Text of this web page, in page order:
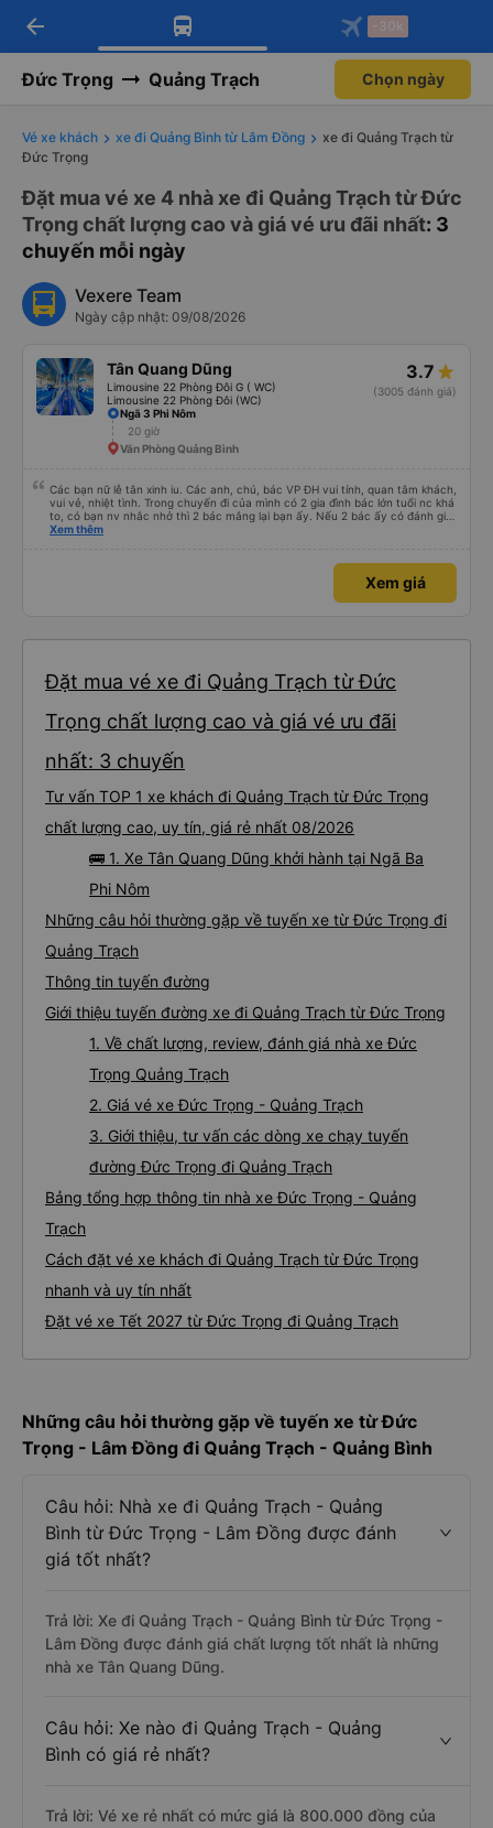
Tải app Vexere ngay!
Nhận ưu đãi thành viên độc
Mở app
Tải app Vexere
-30k/ghế khi đặt vé máy bay qua
Mở app
arrow_back -30k
Đức Trọng Quảng Trạch Chọn ngày
Vé xe khách xe đi Quảng Bình từ Lâm Đồng
xe đi Quảng Trạch từ
Đức Trọng
Đặt mua vé xe 4 nhà xe đi Quảng Trạch từ Đức
Trọng chất lượng cao và giá vé ưu đãi nhất: 3
chuyến mỗi ngày
Vexere Team
Ngày cập nhật: 09/08/2026
Tân Quang Dũng
Limousine 22 Phòng Đôi G ( WC)
Limousine 22 Phòng Đôi (WC)
3.7
(3005 đánh giá)
Ngã 3 Phi Nôm
20 giờ
Văn Phòng Quảng Bình
Các bạn nữ lễ tân xinh iu. Các anh, chú, bác VP ĐH vui tính, quan tâm khách,
vui vẻ, nhiệt tình. Trong chuyến đi của mình có 2 gia đình bác lớn tuổi nc khá
to, có bạn nv nhắc nhở thì 2 bác mắng lại bạn ấy. Nếu 2 bác ấy có đánh giá
xấu thì mình ngược lại nha. Bạn ấy nhắc nhở rất đúng. 2 bác nói rất to. To
bạn ấy nha. Nếu bạn ấy bị trừ thì bảo bạn ấy liên hệ sđt của mình, mình hỗ
trợ ạ. Số mình đuôi 666, chuyến ĐH-NT ngày 16/1. À các bạn nữ lễ tân xinh
iu còn đổi cho mình phòng đơn sang đôi xong còn note là (một mình) yêu
Xem thêm
Xem giá
Đặt mua vé xe đi Quảng Trạch từ Đức
Trọng chất lượng cao và giá vé ưu đãi
nhất: 3 chuyến
Tư vấn TOP 1 xe khách đi Quảng Trạch từ Đức Trọng
chất lượng cao, uy tín, giá rẻ nhất 08/2026
🚌 1. Xe Tân Quang Dũng khởi hành tại Ngã Ba
Phi Nôm
Những câu hỏi thường gặp về tuyến xe từ Đức Trọng đi
Quảng Trạch
Thông tin tuyến đường
Giới thiệu tuyến đường xe đi Quảng Trạch từ Đức Trọng
1. Về chất lượng, review, đánh giá nhà xe Đức
Trọng Quảng Trạch
2. Giá vé xe Đức Trọng - Quảng Trạch
3. Giới thiệu, tư vấn các dòng xe chạy tuyến
đường Đức Trọng đi Quảng Trạch
Bảng tổng hợp thông tin nhà xe Đức Trọng - Quảng
Trạch
Cách đặt vé xe khách đi Quảng Trạch từ Đức Trọng
nhanh và uy tín nhất
Đặt vé xe Tết 2027 từ Đức Trọng đi Quảng Trạch
Những câu hỏi thường gặp về tuyến xe từ Đức
Trọng - Lâm Đồng đi Quảng Trạch - Quảng Bình
Câu hỏi: Nhà xe đi Quảng Trạch - Quảng
Bình từ Đức Trọng - Lâm Đồng được đánh
giá tốt nhất?
Trả lời: Xe đi Quảng Trạch - Quảng Bình từ Đức Trọng -
Lâm Đồng được đánh giá chất lượng tốt nhất là những
nhà xe Tân Quang Dũng.
Câu hỏi: Xe nào đi Quảng Trạch - Quảng
Bình có giá rẻ nhất?
Trả lời: Vé xe rẻ nhất có mức giá là 800.000 đồng của